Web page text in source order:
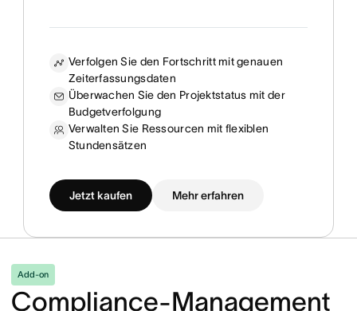
Verfolgen Sie den Fortschritt mit genauen
Zeiterfassungsdaten
Überwachen Sie den Projektstatus mit der
Budgetverfolgung
Verwalten Sie Ressourcen mit flexiblen
Stundensätzen
Jetzt kaufen Mehr erfahren
Add-on
Compliance-Management